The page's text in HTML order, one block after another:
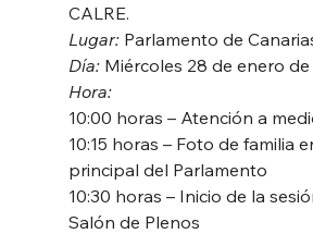
CALRE.
Lugar: Parlamento de
Día: Miércoles 28 de enero de
Hora:
10:00 horas – Atención a
10:15 horas – Foto de familia
principal del Parlamento
10:30 horas – Inicio de la
Salón de Plenos